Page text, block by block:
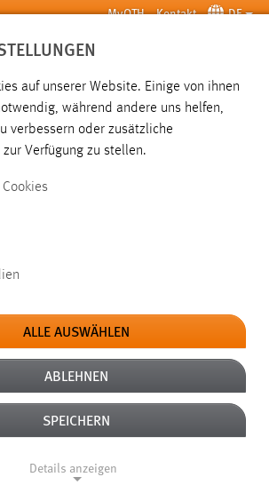
MyOTH Kontakt DE
SUCHE
JETZT BEWERBEN
auf unserer Website. Einige von ihnen
während andere uns helfen,
verbessern oder zusätzliche
Verfügung zu stellen.
ALLE AUSWÄHLEN
ABLEHNEN
SPEICHERN
Details anzeigen